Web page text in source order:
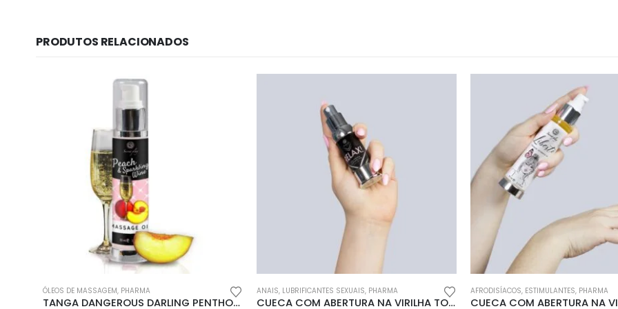
PRODUTOS RELACIONADOS
ÓLEOS DE MASSAGEM, PHARMA
TANGA DANGEROUS DARLING PENTHOUSE BRANCA
ANAIS, LUBRIFICANTES SEXUAIS, PHARMA
CUECA COM ABERTURA NA VIRILHA TOO HOT TO BE REAL PENTHOUSE BORDÔ
AFRODISÍACOS, ESTIMULANTES, PHARMA
Política de Cookies
Livro de Reclamações
Encomendas
Envios e Devoluções
Métodos de Envio
Formas de Pagamento
Despesas de Envio
Apoio ao
Contactos
Login